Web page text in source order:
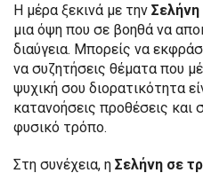
Η μέρα ξεκινά με την
μια όψη που σε βοηθά να
διαύγεια. Μπορείς να
να συζητήσεις θέματα που
ψυχική σου διορατικότητα
κατανοήσεις προθέσεις
φυσικό τρόπο.
Στη συνέχεια, η Σελήνη σε